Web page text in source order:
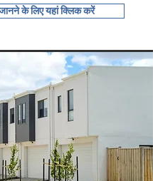
के लिए यहां क्लिक करें